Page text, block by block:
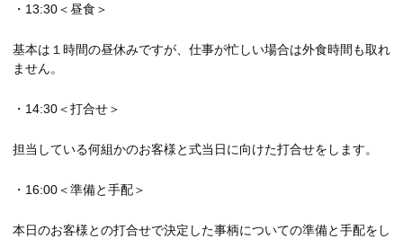
・13:30＜昼食＞
基本は１時間の昼休みですが、仕事が忙しい場合は外食時間も取れ
ません。
・14:30＜打合せ＞
担当している何組かのお客様と式当日に向けた打合せをします。
・16:00＜準備と手配＞
本日のお客様との打合せで決定した事柄についての準備と手配をし